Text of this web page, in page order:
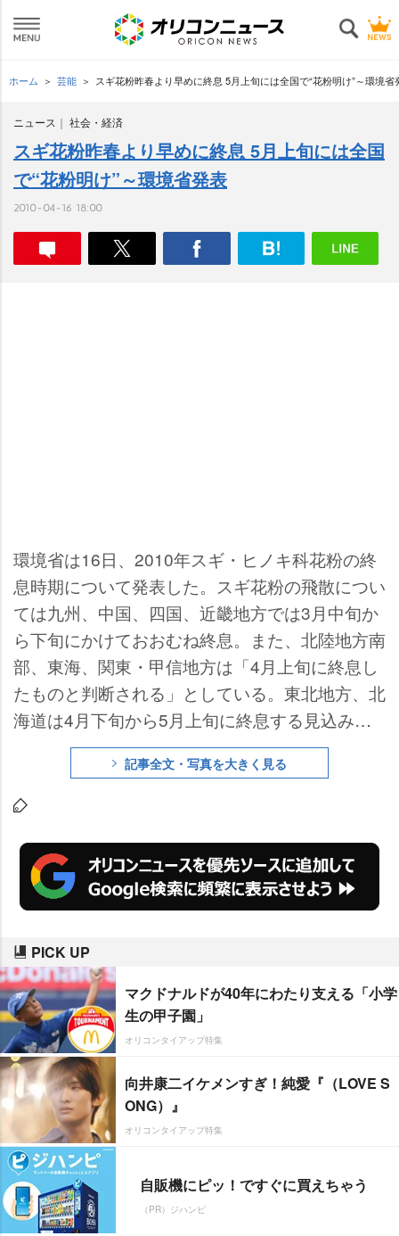
ホーム 芸能 スギ花粉昨春より早めに終息 5月上旬には全国で“花粉明け”～環境省
ニュース 社会・経済
スギ花粉昨春より早めに終息 5月上旬には全国
で“花粉明け”～環境省発表
2010-04-16 18:00
環境省は16日、2010年スギ・ヒノキ科花粉の終
息時期について発表した。スギ花粉の飛散につい
ては九州、中国、四国、近畿地方では3月中旬か
ら下旬にかけておおむね終息。また、北陸地方南
部、東海、関東・甲信地方は「4月上旬に終息し
たものと判断される」としている。東北地方、北
海道は4月下旬から5月上旬に終息する見込み。
昨春と比較すると、全国的に1～3週間程度終息
時期が早まるとしている。
記事全文・写真を大きく見る
PICK UP
マクドナルドが40年にわたり支える「小学
生の甲子園」
オリコンタイアップ特集
向井康二イケメンすぎ！純愛『（LOVE S
ONG）』
オリコンタイアップ特集
自販機にピッ！ですぐに買えちゃう
（PR）ジハンピ